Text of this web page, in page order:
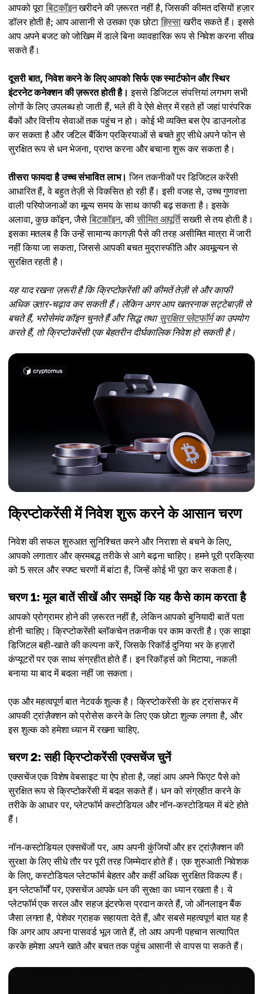
आपको पूराबिटकॉइनखरीदने की ज़रूरत नहीं है, जिसकी कीमत दसियों हज़ार
डॉलर होती है; आप आसानी से उसका एक छोटाहिस्साखरीद सकते हैं। इससे
आप अपने बजट को जोखिम में डाले बिना व्यावहारिक रूप से निवेश करना सीख
सकते हैं।
दूसरी बात, निवेश करने के लिए आपको सिर्फ एक स्मार्टफोन और स्थिर
इंटरनेट कनेक्शन की ज़रूरत होती है। इससे डिजिटल संपत्तियां लगभग सभी
लोगों के लिए उपलब्ध हो जाती हैं, भले ही वे ऐसे क्षेत्र में रहते हों जहां पारंपरिक
बैंकों और वित्तीय सेवाओं तक पहुंच न हो। कोई भी व्यक्ति बस ऐप डाउनलोड
कर सकता है और जटिल बैंकिंग प्रक्रियाओं से बचते हुए सीधे अपने फोन से
सुरक्षित रूप से धन भेजना, प्राप्त करना और बचाना शुरू कर सकता है।
तीसरा फायदा है उच्च संभावित लाभ। जिन तकनीकों पर डिजिटल करेंसी
आधारित हैं, वे बहुत तेज़ी से विकसित हो रही हैं। इसी वजह से, उच्च गुणवत्ता
वाली परियोजनाओं का मूल्य समय के साथ काफी बढ़ सकता है। इसके
अलावा, कुछ कॉइन, जैसेबिटकॉइन, कीसीमित आपूर्तिसख्ती से तय होती है।
इसका मतलब है कि उन्हें सामान्य कागज़ी पैसे की तरह असीमित मात्रा में जारी
नहीं किया जा सकता, जिससे आपकी बचत मुद्रास्फीति और अवमूल्यन से
सुरक्षित रहती है।
यह याद रखना ज़रूरी है कि क्रिप्टोकरेंसी की कीमतें तेज़ी से और काफी
अधिक उतार-चढ़ाव कर सकती हैं। लेकिन अगर आप खतरनाक सट्टेबाज़ी से
बचते हैं, भरोसेमंद कॉइन चुनते हैं और सिद्ध तथासुरक्षित प्लेटफॉर्मका उपयोग
करते हैं, तो क्रिप्टोकरेंसी एक बेहतरीन दीर्घकालिक निवेश हो सकती है।
क्रिप्टोकरेंसी में निवेश शुरू करने के आसान चरण
निवेश की सफल शुरुआत सुनिश्चित करने और निराशा से बचने के लिए,
आपको लगातार और क्रमबद्ध तरीके से आगे बढ़ना चाहिए। हमने पूरी प्रक्रिया
को 5 सरल और स्पष्ट चरणों में बांटा है, जिन्हें कोई भी पूरा कर सकता है।
चरण 1: मूल बातें सीखें और समझें कि यह कैसे काम करता है
आपको प्रोग्रामर होने की ज़रूरत नहीं है, लेकिन आपको बुनियादी बातें पता
होनी चाहिए। क्रिप्टोकरेंसी ब्लॉकचेन तकनीक पर काम करती है। एक साझा
डिजिटल बही-खाते की कल्पना करें, जिसके रिकॉर्ड दुनिया भर के हज़ारों
कंप्यूटरों पर एक साथ संग्रहीत होते हैं। इन रिकॉर्ड्स को मिटाया, नकली
बनाया या बाद में बदला नहीं जा सकता।
एक और महत्वपूर्ण बात नेटवर्क शुल्क है। क्रिप्टोकरेंसी के हर ट्रांसफर में
आपकी ट्रांज़ैक्शन को प्रोसेस करने के लिए एक छोटा शुल्क लगता है, और
इस शुल्क को हमेशा ध्यान में रखना चाहिए.
चरण 2: सही क्रिप्टोकरेंसी एक्सचेंज चुनें
एक्सचेंज एक विशेष वेबसाइट या ऐप होता है, जहां आप अपने फिएट पैसे को
सुरक्षित रूप से क्रिप्टोकरेंसी में बदल सकते हैं। धन को संग्रहीत करने के
तरीके के आधार पर, प्लेटफॉर्म कस्टोडियल और नॉन-कस्टोडियल में बंटे होते
हैं।
नॉन-कस्टोडियल एक्सचेंजों पर, आप अपनी कुंजियों और हर ट्रांज़ैक्शन की
सुरक्षा के लिए सीधे तौर पर पूरी तरह जिम्मेदार होते हैं। एक शुरुआती निवेशक
के लिए, कस्टोडियल प्लेटफॉर्म बेहतर और कहीं अधिक सुरक्षित विकल्प हैं।
इन प्लेटफॉर्मों पर, एक्सचेंज आपके धन की सुरक्षा का ध्यान रखता है। ये
प्लेटफॉर्म एक सरल और सहज इंटरफेस प्रदान करते हैं, जो ऑनलाइन बैंक
जैसा लगता है, पेशेवर ग्राहक सहायता देते हैं, और सबसे महत्वपूर्ण बात यह है
कि अगर आप अपना पासवर्ड भूल जाते हैं, तो आप अपनी पहचान सत्यापित
करके हमेशा अपने खाते और बचत तक पहुंच आसानी से वापस पा सकते हैं।